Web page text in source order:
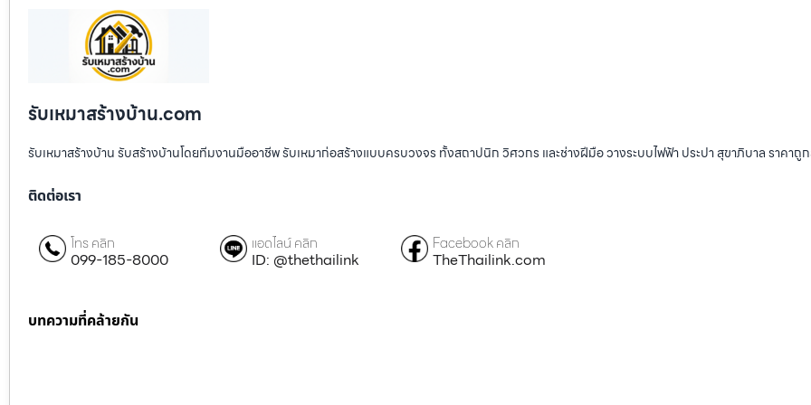
รับเหมาสร้างบ้าน.com
รับเหมาสร้างบ้าน รับสร้างบ้านโดยทีมงานมืออาชีพ รับเหมาก่อสร้างแบบครบวงจร ทั้งสถาปนิก วิศวกร และช่างฝีมือ วางระบบไฟฟ้า ประปา สุขาภิบาล ราคาถู
ติดต่อเรา
โทร คลิก
099-185-8000
แอดไลน์ คลิก
ID: @thethailink
Facebook คลิก
TheThailink.com
บทความที่คล้ายกัน